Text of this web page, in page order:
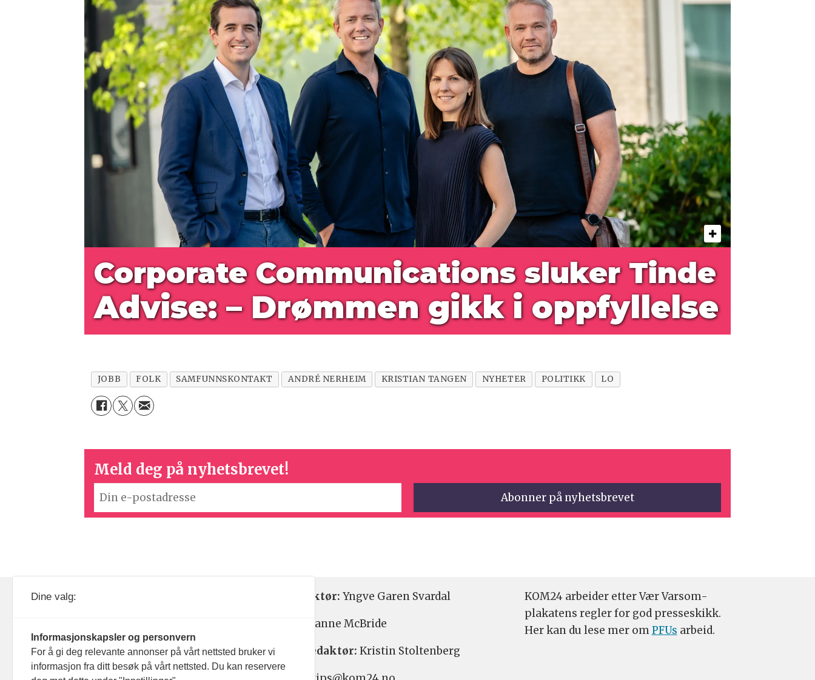
Corporate Communications sluker Tinde
Advise: – Drømmen gikk i oppfyllelse
JOBB FOLK SAMFUNNSKONTAKT ANDRÉ NERHEIM KRISTIAN TANGEN NYHETER POLITIKK LO
Meld deg på nyhetsbrevet!
093 182
Nyhetsredaktør: Yngve Garen Svardal
Hanne McBride
Ansvarlig redaktør: Kristin Stoltenberg
KOM24 arbeider etter Vær Varsom-
plakatens regler for god presseskikk.
Her kan du lese mer omPFUs arbeid.
Dine valg:
Informasjonskapsler og personvern
For å gi deg relevante annonser på vårt nettsted bruker vi
informasjon fra ditt besøk på vårt nettsted. Du kan reservere